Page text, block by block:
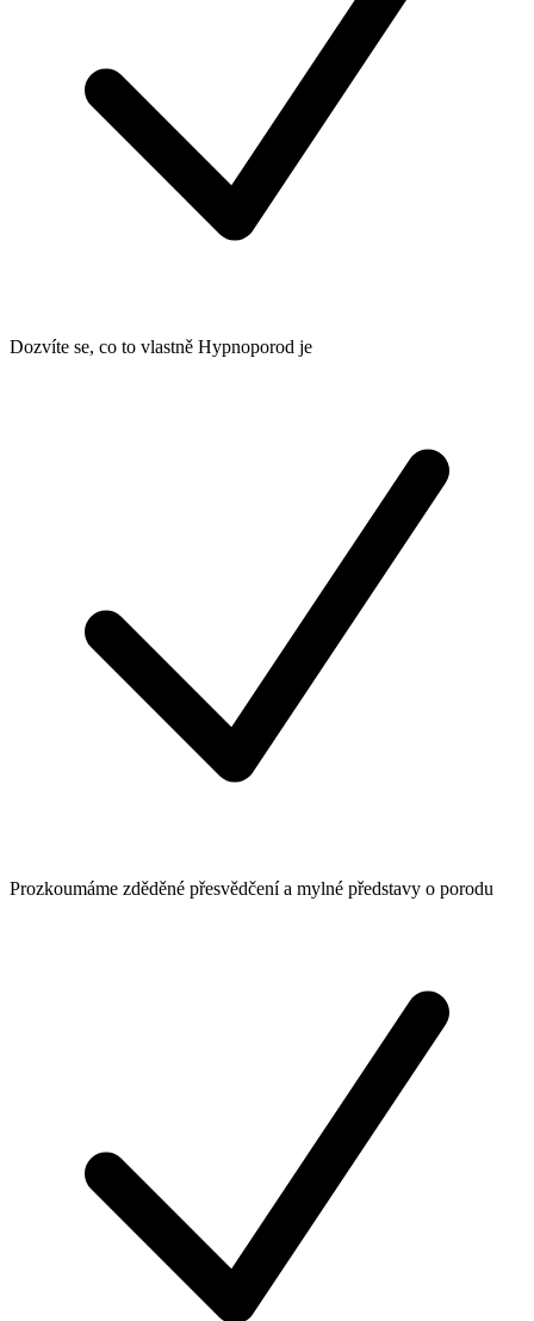
Dozvíte se, co to vlastně Hypnoporod je
Prozkoumáme zděděné přesvědčení a mylné představy o porodu